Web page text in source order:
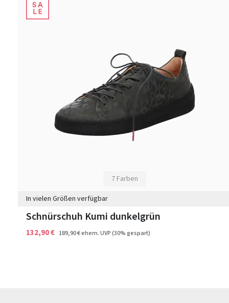
7 Farben
In vielen Größen verfügbar
Schnürschuh Kumi dunkelgrün
132,90 € 189,90 €ehem. UVP(30% gespart)